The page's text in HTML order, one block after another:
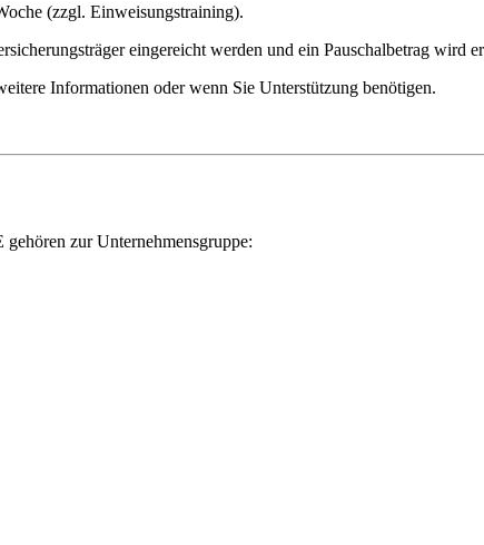
(zzgl. Einweisungstraining).
eingereicht werden und ein Pauschalbetrag wird
Informationen oder wenn Sie Unterstützung benötigen.
gehören zur Unternehmensgruppe: